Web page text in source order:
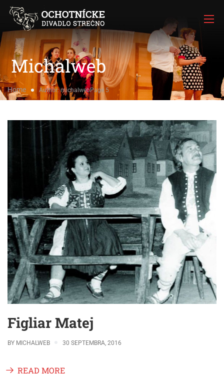
Michalweb
Home Author: michalwebPage 5
Figliar Matej
BY MICHALWEB 30 SEPTEMBRA, 2016
READ MORE